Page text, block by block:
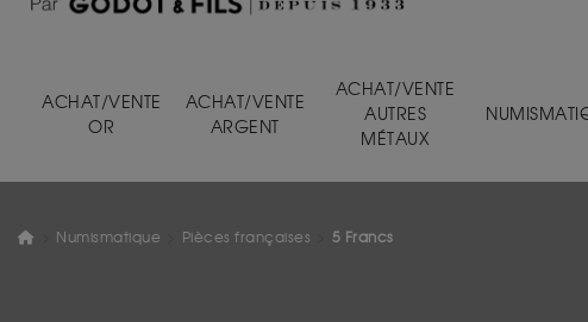
ACHAT/VENTE
OR
ACHAT/VENTE
ARGENT
ACHAT/VENTE
AUTRES
MÉTAUX
Numismatique Pièces françaises 5 Francs